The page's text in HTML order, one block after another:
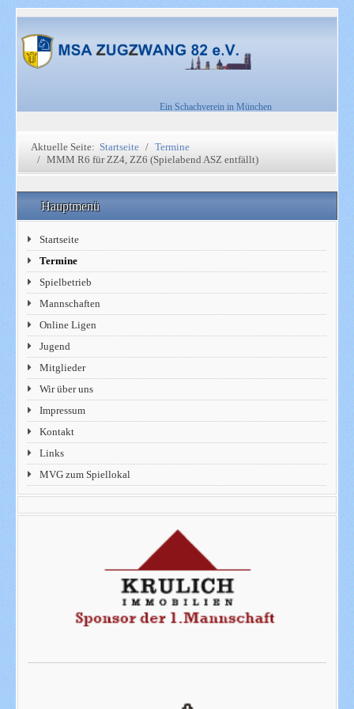
Ein Schachverein in München
Aktuelle Seite: Startseite
Termine
MMM R6 für ZZ4, ZZ6 (Spielabend ASZ entfällt)
Hauptmenü
Startseite
Termine
Spielbetrieb
Mannschaften
Online Ligen
Jugend
Mitglieder
Wir über uns
Impressum
Kontakt
Links
MVG zum Spiellokal